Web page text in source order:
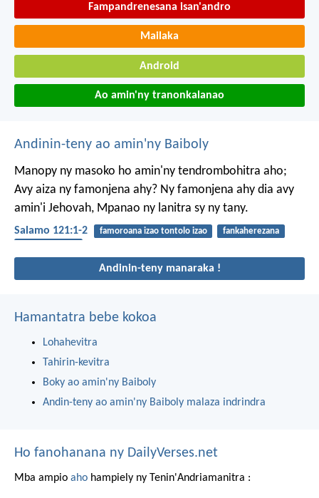
Fampandrenesana isan'andro
Mailaka
Android
Ao amin'ny tranonkalanao
Andinin-teny ao amin'ny Baiboly
Manopy ny masoko ho amin'ny tendrombohitra aho;
Avy aiza ny famonjena ahy? Ny famonjena ahy dia avy
amin'i Jehovah, Mpanao ny lanitra sy ny tany.
Salamo 121:1-2 famoroana izao tontolo izao
fankaherezana
Andinin-teny manaraka !
Hamantatra bebe kokoa
Lohahevitra
Tahirin-kevitra
Boky ao amin'ny Baiboly
Andin-teny ao amin'ny Baiboly malaza indrindra
Ho fanohanana ny DailyVerses.net
Mba ampio aho hampiely ny Tenin'Andriamanitra :